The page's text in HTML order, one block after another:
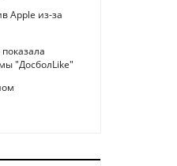
Apple из-за
"ДосболLike"